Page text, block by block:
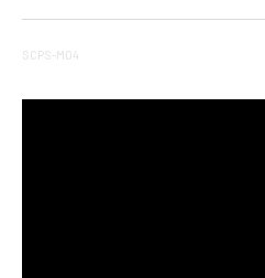
SCPS-M04